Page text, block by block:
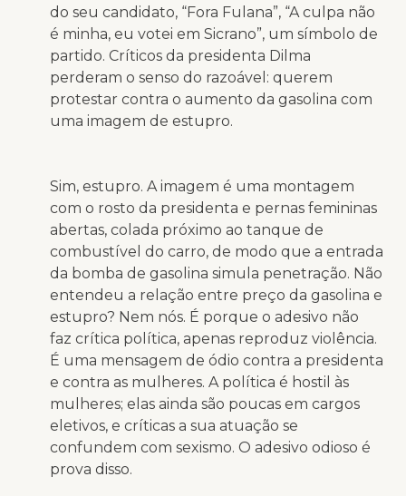
do seu candidato, “Fora Fulana”, “A culpa não
é minha, eu votei em Sicrano”, um símbolo de
partido. Críticos da presidenta Dilma
perderam o senso do razoável: querem
protestar contra o aumento da gasolina com
uma imagem de estupro.
Sim, estupro. A imagem é uma montagem
com o rosto da presidenta e pernas femininas
abertas, colada próximo ao tanque de
combustível do carro, de modo que a entrada
da bomba de gasolina simula penetração. Não
entendeu a relação entre preço da gasolina e
estupro? Nem nós. É porque o adesivo não
faz crítica política, apenas reproduz violência.
É uma mensagem de ódio contra a presidenta
e contra as mulheres. A política é hostil às
mulheres; elas ainda são poucas em cargos
eletivos, e críticas a sua atuação se
confundem com sexismo. O adesivo odioso é
prova disso.